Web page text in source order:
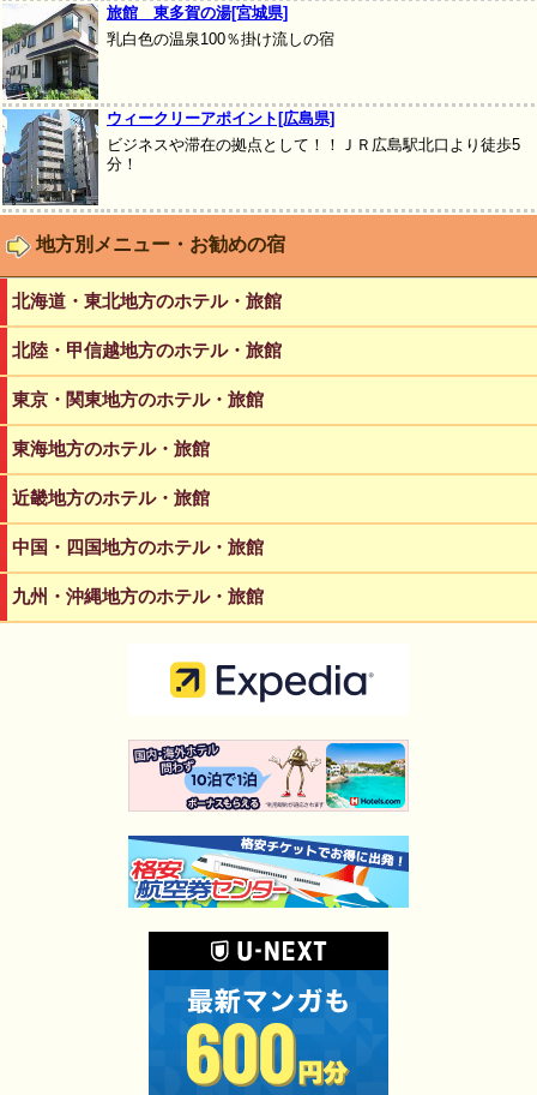
旅館 東多賀の湯[宮城県]
乳白色の温泉100％掛け流しの宿
ウィークリーアポイント[広島県]
ビジネスや滞在の拠点として！！ＪＲ広島駅北口より徒歩5
分！
地方別メニュー・お勧めの宿
北海道・東北地方のホテル・旅館
北陸・甲信越地方のホテル・旅館
東京・関東地方のホテル・旅館
東海地方のホテル・旅館
近畿地方のホテル・旅館
中国・四国地方のホテル・旅館
九州・沖縄地方のホテル・旅館